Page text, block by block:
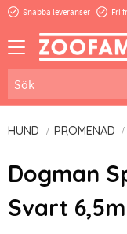
Snabba leveranser Fri
HUND PROMENAD
Dogman
Svart